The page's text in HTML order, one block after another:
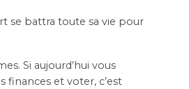
se battra toute sa vie pour
Si aujourd’hui vous
finances et voter, c’est